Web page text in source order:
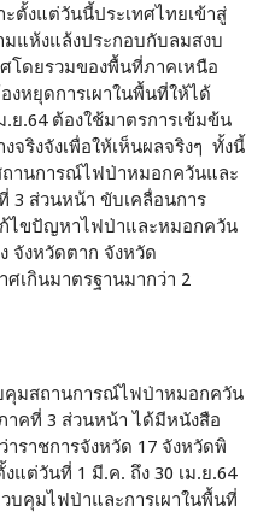
ตั้งแต่วันนี้ประเทศไทยเข้าสู่
มแห้งแล้งประกอบกับลมสงบ
โดยรวมของพื้นที่ภาคเหนือ
หยุดการเผาในพื้นที่ให้ได้
ย.64 ต้องใช้มาตรการเข้มข้น
จริงจังเพื่อให้เห็นผลจริงๆ ทั้งนี้
านการณ์ไฟป่าหมอกควันและ
3 ส่วนหน้า ขับเคลื่อนการ
ไขปัญหาไฟป่าและหมอกควัน
จังหวัดตาก จังหวัด
เกินมาตรฐานมากว่า 2
มสถานการณ์ไฟป่าหมอกควัน
าคที่ 3 ส่วนหน้า ได้มีหนังสือ
ราชการจังหวัด 17 จังหวัดพิ
แต่วันที่ 1 มี.ค. ถึง 30 เม.ย.64
บคุมไฟป่าและการเผาในพื้นที่